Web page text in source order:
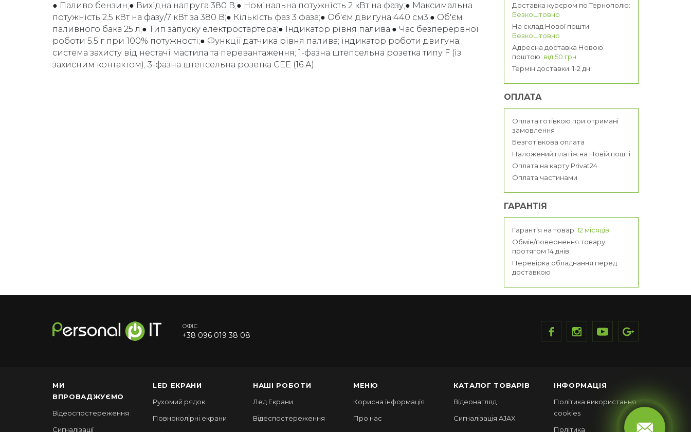
● Паливо бензин;● Вихідна напруга 380 В;● Номінальна потужність 2 кВт на фазу;● Максимальна
потужність 2.5 кВт на фазу/7 кВт за 380 В;● Кількість фаз 3 фаза;● Об'єм двигуна 440 см3;● Об'єм
паливного бака 25 л;● Тип запуску електростартера;● Індикатор рівня палива;● Час безперервної
роботи 5.5 г при 100% потужності;● Функції датчика рівня палива; індикатор роботи двигуна;
система захисту від нестачі мастила та перевантаження; 1-фазна штепсельна розетка типу F (із
захисним контактом); 3-фазна штепсельна розетка CEE (16 А)
Доставка курєром по Тернополю:
Безкоштовно
На склад Нової пошти:
Безкоштовно
Адресна доставка Новою
поштою: від 50 грн
Термін доставки: 1-2 дні
ОПЛАТА
Оплата готівкою при отримані
замовлення
Безготівкова оплата
Наложений платіж на Новій пошті
Оплата на карту Privat24
Оплата частинами
ГАРАНТІЯ
Гарантія на товар: 12 місяців
Обмін/повернення товару
протягом 14 днів
Перевірка обладнання перед
доставкою
ОФІС
+38 096 019 38 08
МИ
ВПРОВАДЖУЄМО
Відеоспостереження
Сигналізації
LED ЕКРАНИ
Рухомий рядок
Повноколірні екрани
НАШІ РОБОТИ
Лед Екрани
Відеспостереження
МЕНЮ
Корисна інформація
Про нас
КАТАЛОГ ТОВАРІВ
Відеонагляд
Сигналізація AJAX
ІНФОРМАЦІЯ
Політика використання
cookies
Політика